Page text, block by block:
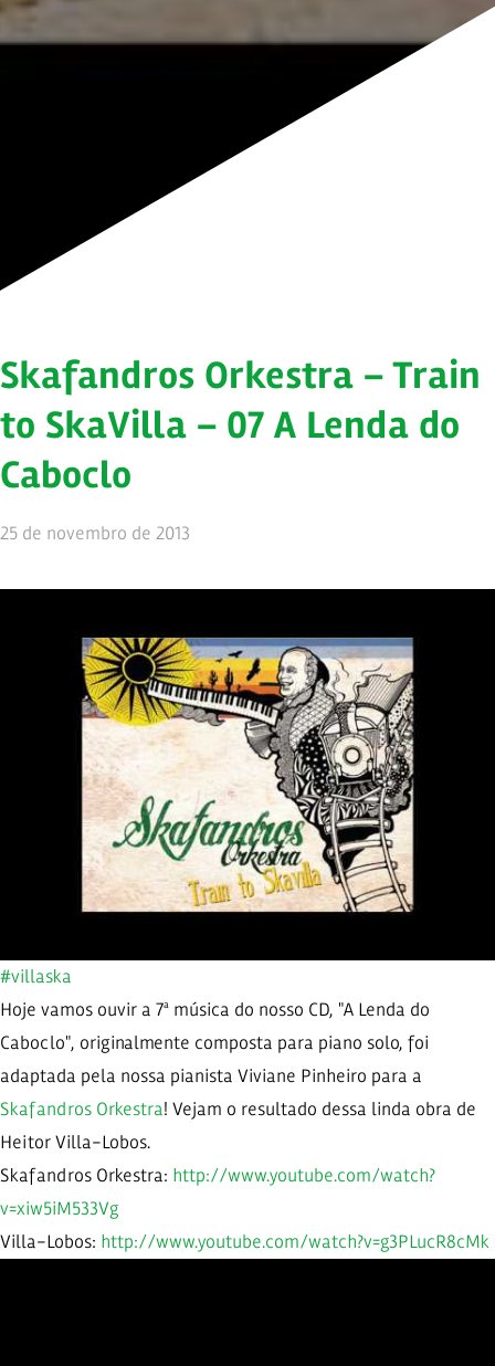
Skafandros Orkestra – Train
to SkaVilla – 07 A Lenda do
Caboclo
25 de novembro de 2013
#villaska
Hoje vamos ouvir a 7ª música do nosso CD, "A Lenda do
Caboclo", originalmente composta para piano solo, foi
adaptada pela nossa pianista Viviane Pinheiro para a
Skafandros Orkestra! Vejam o resultado dessa linda obra de
Heitor Villa-Lobos.
Skafandros Orkestra: http://www.youtube.com/watch?
v=xiw5iM533Vg
Villa-Lobos: http://www.youtube.com/watch?v=g3PLucR8cMk